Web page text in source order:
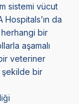
sistemi vücut
da
bir
aşamalı
veteriner
şekilde bir